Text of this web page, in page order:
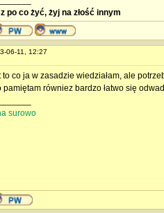
po co żyć, żyj na złość innym
06-11, 12:27
to co ja w zasadzie wiedziałam, ale
pamiętam równiez bardzo łatwo się
surowo